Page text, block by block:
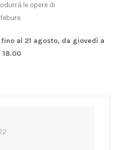
le opere di
al 21 agosto, da giovedì a
18.00